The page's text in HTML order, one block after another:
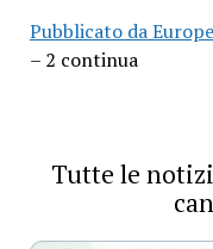
Pubblicato da
– 2 continua
Tutte le